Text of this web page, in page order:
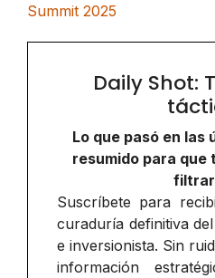
Summit 2025
Daily Shot:
Lo que pasó en las
resumido para que
Suscríbete para
curaduría definitiva
e inversionista. Sin
información